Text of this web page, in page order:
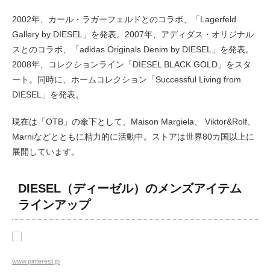
2002年、カール・ラガーフェルドとのコラボ、「Lagerfeld
Gallery by DIESEL」を発表。2007年、アディダス・オリジナル
スとのコラボ、「adidas Originals Denim by DIESEL」を発表。
2008年、コレクションライン「DIESEL BLACK GOLD」をスタ
ート。同時に、ホームコレクション「Successful Living from
DIESEL」を発表。
現在は「OTB」の傘下として、Maison Margiela、 Viktor&Rolf、
Marniなどとともに精力的に活動中。ストアは世界80カ国以上に
展開しています。
DIESEL（ディーゼル）のメンズアイテム
ラインアップ
www.pinterest.jp